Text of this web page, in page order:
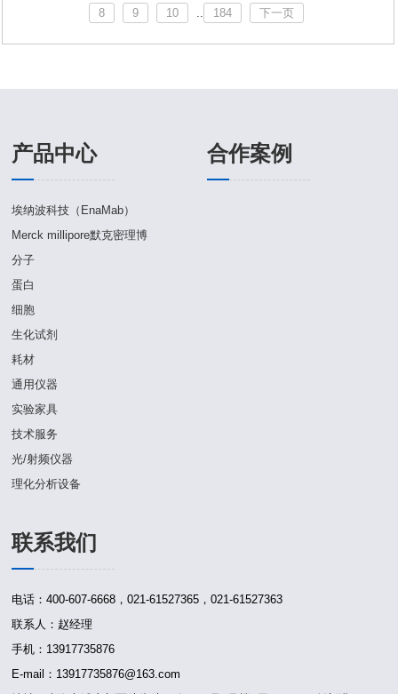
8
9 10 184 下一页
产品中心
埃纳波科技（EnaMab）
Merck millipore默克密理博
分子
蛋白
细胞
生化试剂
耗材
通用仪器
实验家具
技术服务
光/射频仪器
理化分析设备
合作案例
联系我们
电话：400-607-6668，021-61527365，021-61527363
联系人：赵经理
手机：13917735876
E-mail：13917735876@163.com